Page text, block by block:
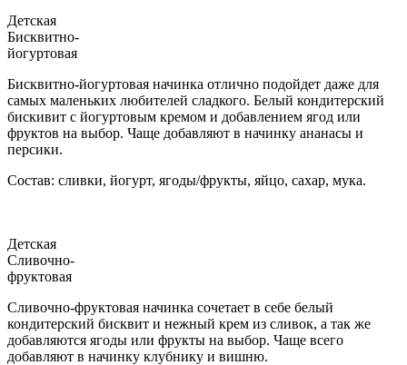
Детская
Бисквитно-
йогуртовая
Бисквитно-йогуртовая начинка отлично подойдет даже для
самых маленьких любителей сладкого. Белый кондитерский
бискивит с йогуртовым кремом и добавлением ягод или
фруктов на выбор. Чаще добавляют в начинку ананасы и
персики.
Состав: сливки, йогурт, ягоды/фрукты, яйцо, сахар, мука.
Детская
Сливочно-
фруктовая
Сливочно-фруктовая начинка сочетает в себе белый
кондитерский бисквит и нежный крем из сливок, а так же
добавляются ягоды или фрукты на выбор. Чаще всего
добавляют в начинку клубнику и вишню.